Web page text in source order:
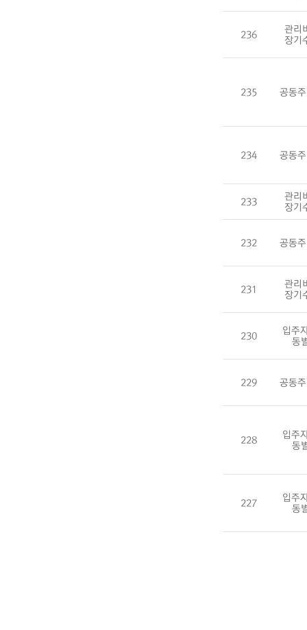
236
관리
장기
235 공동
234 공동
233
관리
장기
232 공동
231
관리
장기
230
입주
동
229 공동
228
입주
동
227
입주
동